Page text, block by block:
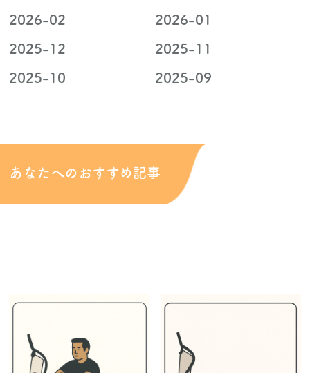
2026-02 2026-01
2025-12 2025-11
2025-10 2025-09
あなたへのおすすめ記事